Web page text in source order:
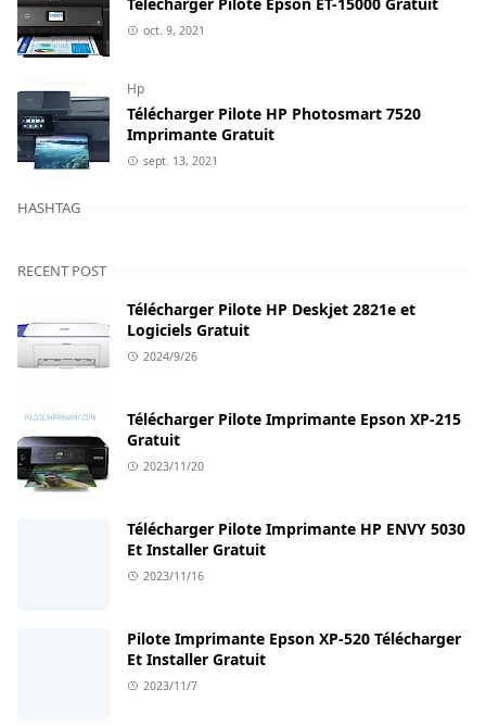
oct. 9, 2021
Hp
Télécharger Pilote HP Photosmart 7520
Imprimante Gratuit
sept. 13, 2021
HASHTAG
RECENT POST
Télécharger Pilote HP Deskjet 2821e et
Logiciels Gratuit
2024/9/26
Télécharger Pilote Imprimante Epson XP-215
Gratuit
2023/11/20
Télécharger Pilote Imprimante HP ENVY 5030
Et Installer Gratuit
2023/11/16
Pilote Imprimante Epson XP-520 Télécharger
Et Installer Gratuit
2023/11/7